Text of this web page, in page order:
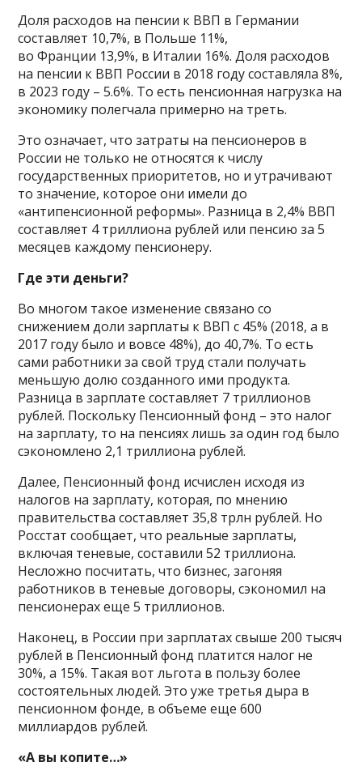
Доля расходов на пенсии к ВВП в Германии
составляет 10,7%, в Польше 11%,
во Франции 13,9%, в Италии 16%. Доля расходов
на пенсии к ВВП России в 2018 году составляла 8%,
в 2023 году – 5.6%. То есть пенсионная нагрузка на
экономику полегчала примерно на треть.
Это означает, что затраты на пенсионеров в
России не только не относятся к числу
государственных приоритетов, но и утрачивают
то значение, которое они имели до
«антипенсионной реформы». Разница в 2,4% ВВП
составляет 4 триллиона рублей или пенсию за 5
месяцев каждому пенсионеру.
Где эти деньги?
Во многом такое изменение связано со
снижением доли зарплаты к ВВП с 45% (2018, а в
2017 году было и вовсе 48%), до 40,7%. То есть
сами работники за свой труд стали получать
меньшую долю созданного ими продукта.
Разница в зарплате составляет 7 триллионов
рублей. Поскольку Пенсионный фонд – это налог
на зарплату, то на пенсиях лишь за один год было
сэкономлено 2,1 триллиона рублей.
Далее, Пенсионный фонд исчислен исходя из
налогов на зарплату, которая, по мнению
правительства составляет 35,8 трлн рублей. Но
Росстат сообщает, что реальные зарплаты,
включая теневые, составили 52 триллиона.
Несложно посчитать, что бизнес, загоняя
работников в теневые договоры, сэкономил на
пенсионерах еще 5 триллионов.
Наконец, в России при зарплатах свыше 200 тысяч
рублей в Пенсионный фонд платится налог не
30%, а 15%. Такая вот льгота в пользу более
состоятельных людей. Это уже третья дыра в
пенсионном фонде, в объеме еще 600
миллиардов рублей.
«А вы копите…»